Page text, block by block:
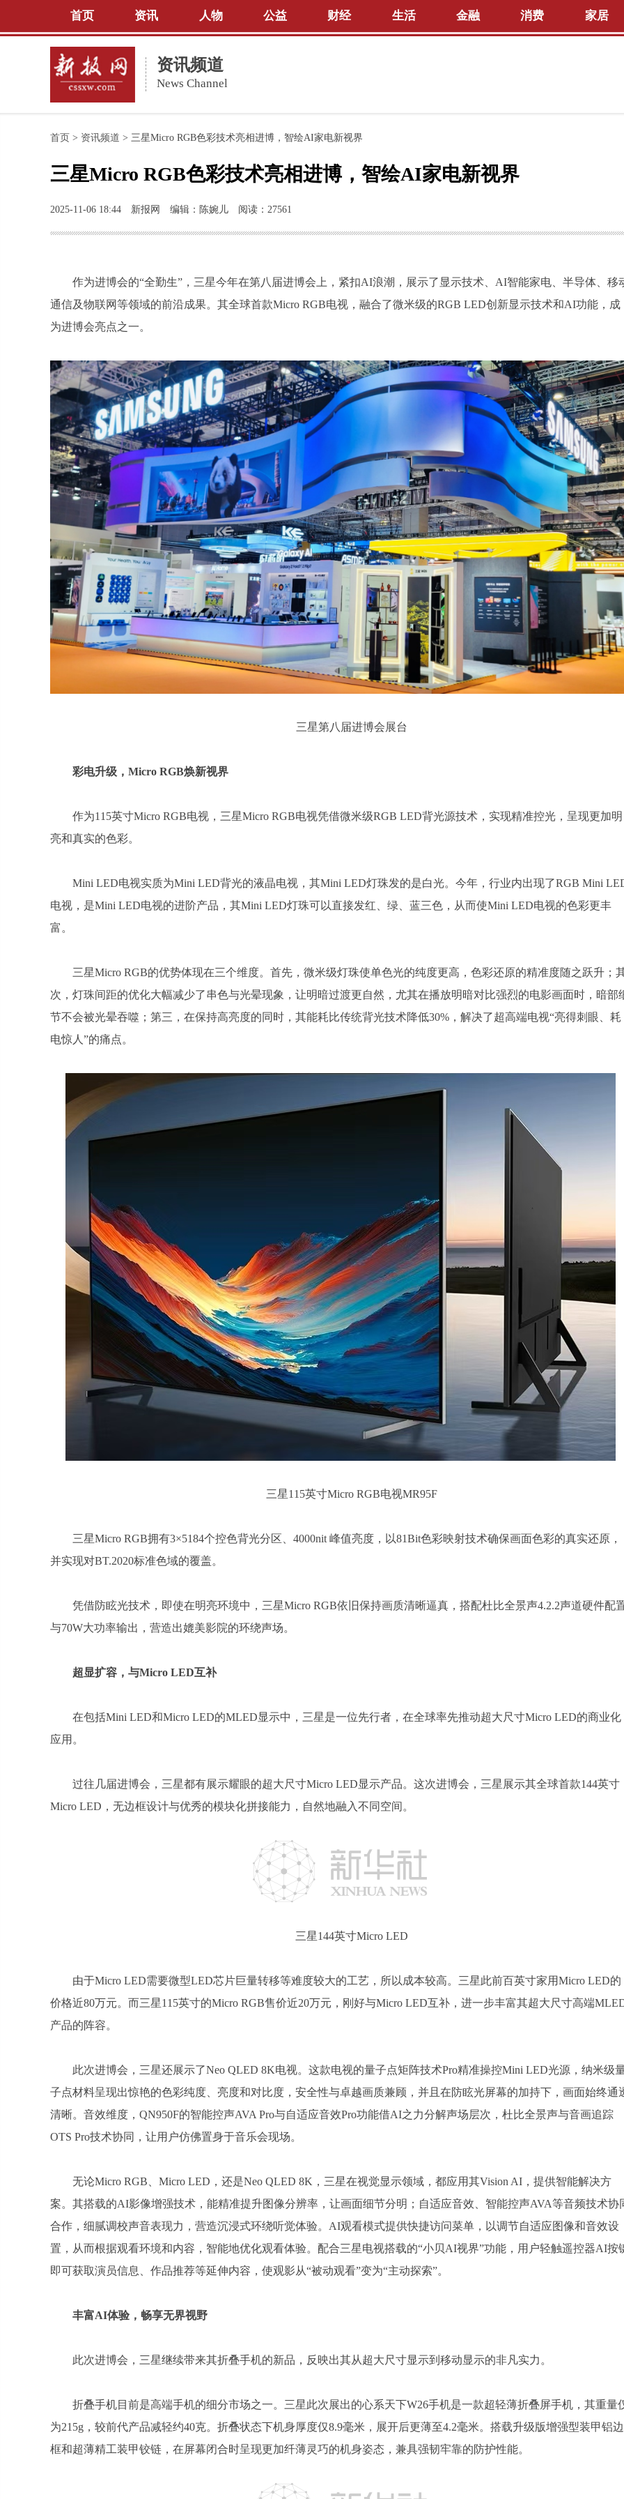
首页 资讯 人物 公益 财经 生活 金融 消费 家居
资讯频道
News Channel
首页 > 资讯频道 > 三星Micro RGB色彩技术亮相进博，智绘AI家电新视界
三星Micro RGB色彩技术亮相进博，智绘AI家电新视界
2025-11-06 18:44 新报网 编辑：陈婉儿 阅读：27561
作为进博会的“全勤生”，三星今年在第八届进博会上，紧扣AI浪潮，展示了显示技术、AI智能家电、半导体、移
通信及物联网等领域的前沿成果。其全球首款Micro RGB电视，融合了微米级的RGB LED创新显示技术和AI功能，成
为进博会亮点之一。
三星第八届进博会展台
彩电升级，Micro RGB焕新视界
作为115英寸Micro RGB电视，三星Micro RGB电视凭借微米级RGB LED背光源技术，实现精准控光，呈现更加明
亮和真实的色彩。
Mini LED电视实质为Mini LED背光的液晶电视，其Mini LED灯珠发的是白光。今年，行业内出现了RGB Mini
电视，是Mini LED电视的进阶产品，其Mini LED灯珠可以直接发红、绿、蓝三色，从而使Mini LED电视的色彩更丰
富。
三星Micro RGB的优势体现在三个维度。首先，微米级灯珠使单色光的纯度更高，色彩还原的精准度随之跃升；
次，灯珠间距的优化大幅减少了串色与光晕现象，让明暗过渡更自然，尤其在播放明暗对比强烈的电影画面时，暗部
节不会被光晕吞噬；第三，在保持高亮度的同时，其能耗比传统背光技术降低30%，解决了超高端电视“亮得刺眼、耗
电惊人”的痛点。
三星115英寸Micro RGB电视MR95F
三星Micro RGB拥有3×5184个控色背光分区、4000nit 峰值亮度，以81Bit色彩映射技术确保画面色彩的真实还原，
并实现对BT.2020标准色域的覆盖。
凭借防眩光技术，即使在明亮环境中，三星Micro RGB依旧保持画质清晰逼真，搭配杜比全景声4.2.2声道硬件配
与70W大功率输出，营造出媲美影院的环绕声场。
超显扩容，与Micro LED互补
在包括Mini LED和Micro LED的MLED显示中，三星是一位先行者，在全球率先推动超大尺寸Micro LED的商业化
应用。
过往几届进博会，三星都有展示耀眼的超大尺寸Micro LED显示产品。这次进博会，三星展示其全球首款144英寸
Micro LED，无边框设计与优秀的模块化拼接能力，自然地融入不同空间。
三星144英寸Micro LED
由于Micro LED需要微型LED芯片巨量转移等难度较大的工艺，所以成本较高。三星此前百英寸家用Micro LED的
价格近80万元。而三星115英寸的Micro RGB售价近20万元，刚好与Micro LED互补，进一步丰富其超大尺寸高端
产品的阵容。
此次进博会，三星还展示了Neo QLED 8K电视。这款电视的量子点矩阵技术Pro精准操控Mini LED光源，纳米级
子点材料呈现出惊艳的色彩纯度、亮度和对比度，安全性与卓越画质兼顾，并且在防眩光屏幕的加持下，画面始终通
清晰。音效维度，QN950F的智能控声AVA Pro与自适应音效Pro功能借AI之力分解声场层次，杜比全景声与音画追踪
OTS Pro技术协同，让用户仿佛置身于音乐会现场。
无论Micro RGB、Micro LED，还是Neo QLED 8K，三星在视觉显示领域，都应用其Vision AI，提供智能解决方
案。其搭载的AI影像增强技术，能精准提升图像分辨率，让画面细节分明；自适应音效、智能控声AVA等音频技术协
合作，细腻调校声音表现力，营造沉浸式环绕听觉体验。AI观看模式提供快捷访问菜单，以调节自适应图像和音效设
置，从而根据观看环境和内容，智能地优化观看体验。配合三星电视搭载的“小贝AI视界”功能，用户轻触遥控器AI按
即可获取演员信息、作品推荐等延伸内容，使观影从“被动观看”变为“主动探索”。
丰富AI体验，畅享无界视野
此次进博会，三星继续带来其折叠手机的新品，反映出其从超大尺寸显示到移动显示的非凡实力。
折叠手机目前是高端手机的细分市场之一。三星此次展出的心系天下W26手机是一款超轻薄折叠屏手机，其重量
为215g，较前代产品减轻约40克。折叠状态下机身厚度仅8.9毫米，展开后更薄至4.2毫米。搭载升级版增强型装甲铝边
框和超薄精工装甲铰链，在屏幕闭合时呈现更加纤薄灵巧的机身姿态，兼具强韧牢靠的防护性能。